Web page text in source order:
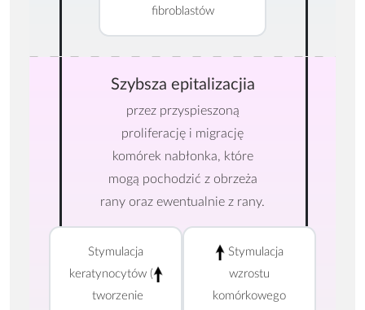
fibroblastów
Szybsza epitalizacjia
przez przyspieszoną
proliferację i migrację
komórek nabłonka, które
mogą pochodzić z obrzeża
rany oraz ewentualnie z rany.
Stymulacja
keratynocytów (
tworzenie
Stymulacja
wzrostu
komórkowego